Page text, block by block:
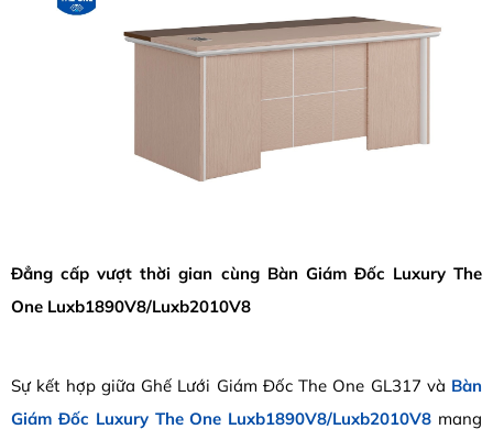
Đẳng cấp vượt thời gian cùng Bàn Giám Đốc Luxury The
One Luxb1890V8/Luxb2010V8
Sự kết hợp giữa Ghế Lưới Giám Đốc The One GL317 và Bàn
Giám Đốc Luxury The One Luxb1890V8/Luxb2010V8 mang